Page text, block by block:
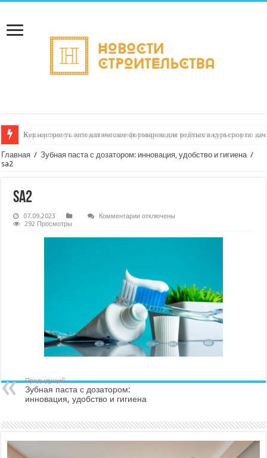
Как настроить автоматическое формирование рейтинга курьеров по
Главная / Зубная паста с дозатором: инновация, удобство и гигиена /
sa2
sa2
07.09.2023 Комментариикотключены
292 Просмотры
Предыдущий
Зубная паста с дозатором:
инновация, удобство и гигиена